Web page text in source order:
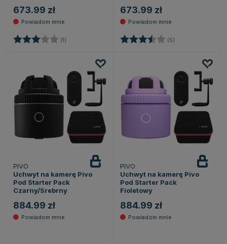
673.99 zł
Ocena: (1) 3.0 na 5 gwiazdek
673.99 zł
Ocena: (5)
PIVO
Uchwyt na kamerę Pivo
Pod Starter Pack
Czarny/Srebrny
884.99 zł
PIVO
Uchwyt na kamerę Pivo
Pod Starter Pack
Fioletowy
884.99 zł